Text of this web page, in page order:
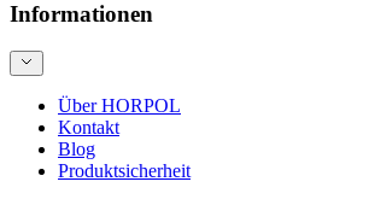
Informationen
Über HORPOL
Kontakt
Blog
Produktsicherheit